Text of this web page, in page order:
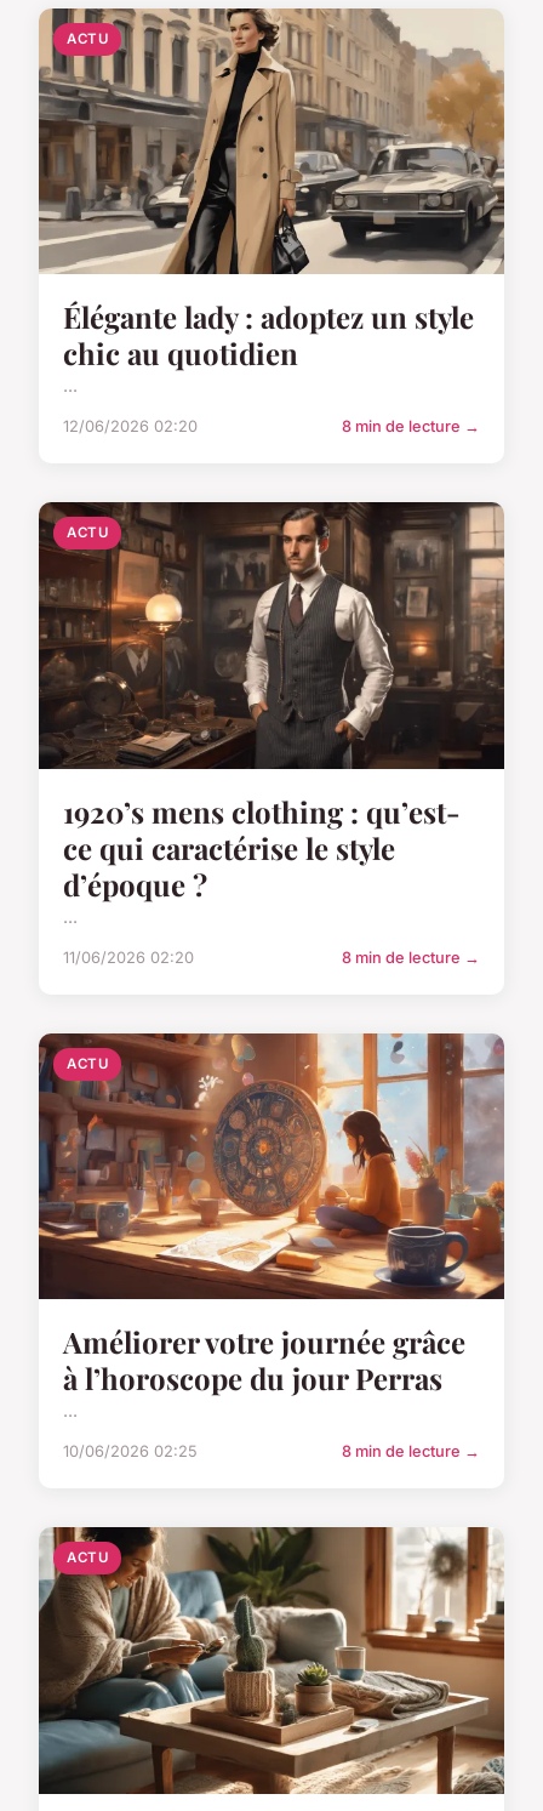
ACTU
Élégante lady : adoptez un style
chic au quotidien
...
12/06/2026 02:20 8 min de lecture →
ACTU
1920’s mens clothing : qu’est-
ce qui caractérise le style
d’époque ?
...
11/06/2026 02:20 8 min de lecture →
ACTU
Améliorer votre journée grâce
à l’horoscope du jour Perras
...
10/06/2026 02:25 8 min de lecture →
ACTU